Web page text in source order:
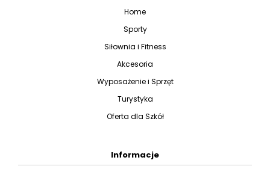
Home
Sporty
Siłownia i Fitness
Akcesoria
Wyposażenie i Sprzęt
Turystyka
Oferta dla Szkół
Informacje